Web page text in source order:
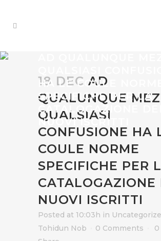
HA LE COULE NORME
SPECIFICHE PER LA
CATALOGAZIONE DEI
NUOVI ISCRITTI
18 DEC AD
QUALUNQUE
QUALSIASI
CONFUSIONE HA
COULE NORME
SPECIFICHE PER
CATALOGAZIONE
NUOVI ISCRITTI
Posted at 10:03h in
Tohidun Nob
0 Comments 0